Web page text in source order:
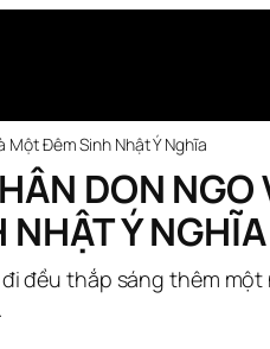
Một Đêm Sinh Nhật Ý Nghĩa
DON NGO
Ý NGHĨA
đều thắp sáng thêm